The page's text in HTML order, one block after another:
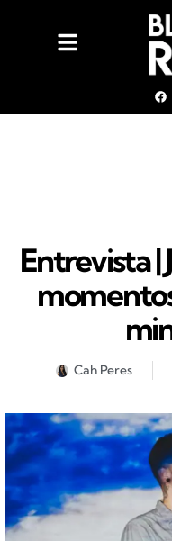
Entrevista |
Cah Peres